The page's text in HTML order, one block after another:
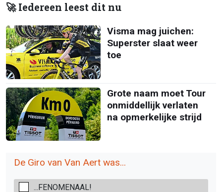
🚀 Iedereen leest dit nu
Visma mag juichen:
Superster slaat weer
toe
Grote naam moet Tour
onmiddellijk verlaten
na opmerkelijke strijd
De Giro van Van Aert was...
...FENOMENAAL!